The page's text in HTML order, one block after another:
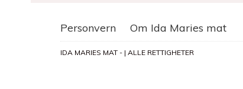
Personvern Om Ida Maries mat
IDA MARIES MAT - | ALLE RETTIGHETER